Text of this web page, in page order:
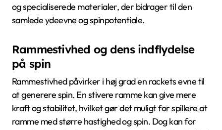
og specialiserede materialer, der bidrager til den
samlede ydeevne og spinpotentiale.
Rammestivhed og dens indflydelse
på spin
Rammestivhed påvirker i høj grad en rackets evne til
at generere spin. En stivere ramme kan give mere
kraft og stabilitet, hvilket gør det muligt for spillere at
ramme med større hastighed og spin. Dog kan for